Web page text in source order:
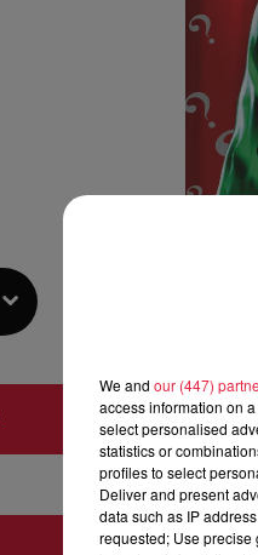
du12
au12
We and our (447)
access information on
select personalised
statistics or
profiles to select
Deliver and present
data such as IP
requested; Use precise